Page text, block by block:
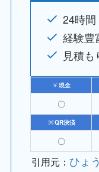
24時
経験豊
見積
現金
〇
QR決済
〇
引用元： ひょ